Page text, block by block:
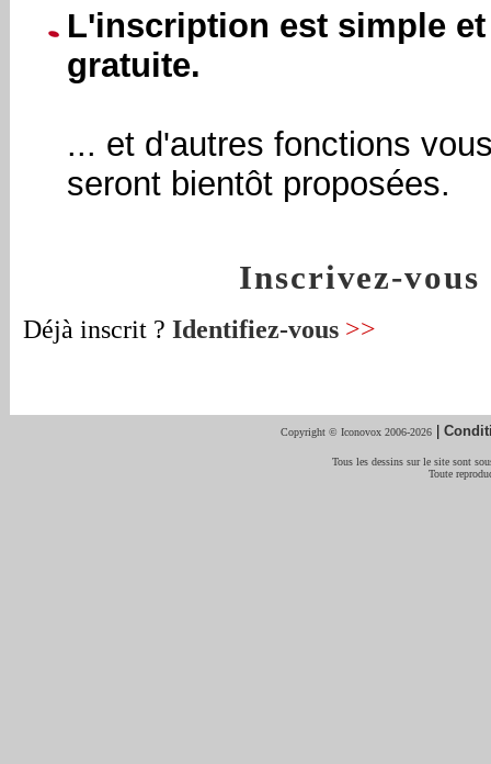
L'inscription est simple et
gratuite.
... et d'autres fonctions
seront bientôt proposées.
Inscrivez-vous
Déjà inscrit ? Identifiez-vous >>
Copyright © Iconovox 2006-2026 |
Tous les dessins sur le site sont
Toute